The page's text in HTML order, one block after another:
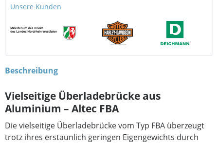
Unsere Kunden
Beschreibung
Vielseitige Überladebrücke aus
Aluminium – Altec FBA
Die vielseitige Überladebrücke vom Typ FBA überzeugt
trotz ihres erstaunlich geringen Eigengewichts durch